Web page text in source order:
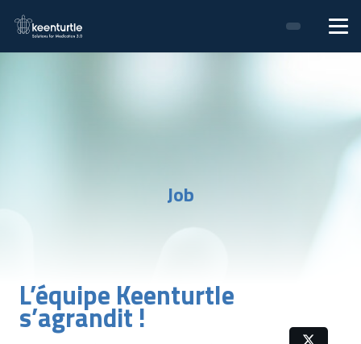
Job
L’équipe Keenturtle
s’agrandit !